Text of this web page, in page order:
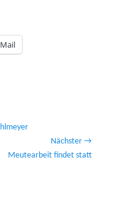
Nächster →
Meutearbeit findet statt